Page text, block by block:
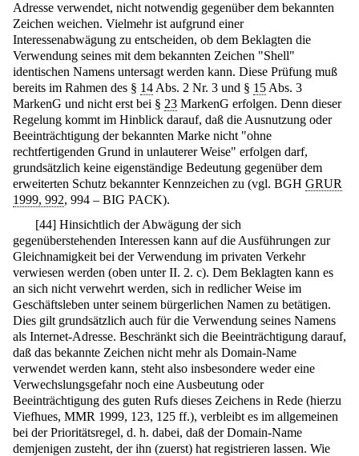
Adresse verwendet, nicht notwendig gegenüber dem bekannten
Zeichen weichen. Vielmehr ist aufgrund einer
Interessenabwägung zu entscheiden, ob dem Beklagten die
Verwendung seines mit dem bekannten Zeichen "Shell"
identischen Namens untersagt werden kann. Diese Prüfung muß
bereits im Rahmen des § 14 Abs. 2 Nr. 3 und § 15 Abs. 3
MarkenG und nicht erst bei § 23 MarkenG erfolgen. Denn dieser
Regelung kommt im Hinblick darauf, daß die Ausnutzung oder
Beeinträchtigung der bekannten Marke nicht "ohne
rechtfertigenden Grund in unlauterer Weise" erfolgen darf,
grundsätzlich keine eigenständige Bedeutung gegenüber dem
erweiterten Schutz bekannter Kennzeichen zu (vgl. BGH GRUR
1999, 992, 994 – BIG PACK).
[44] Hinsichtlich der Abwägung der sich
gegenüberstehenden Interessen kann auf die Ausführungen zur
Gleichnamigkeit bei der Verwendung im privaten Verkehr
verwiesen werden (oben unter II. 2. c). Dem Beklagten kann es
an sich nicht verwehrt werden, sich in redlicher Weise im
Geschäftsleben unter seinem bürgerlichen Namen zu betätigen.
Dies gilt grundsätzlich auch für die Verwendung seines Namens
als Internet-Adresse. Beschränkt sich die Beeinträchtigung darauf,
daß das bekannte Zeichen nicht mehr als Domain-Name
verwendet werden kann, steht also insbesondere weder eine
Verwechslungsgefahr noch eine Ausbeutung oder
Beeinträchtigung des guten Rufs dieses Zeichens in Rede (hierzu
Viefhues, MMR 1999, 123, 125 ff.), verbleibt es im allgemeinen
bei der Prioritätsregel, d. h. dabei, daß der Domain-Name
demjenigen zusteht, der ihn (zuerst) hat registrieren lassen. Wie